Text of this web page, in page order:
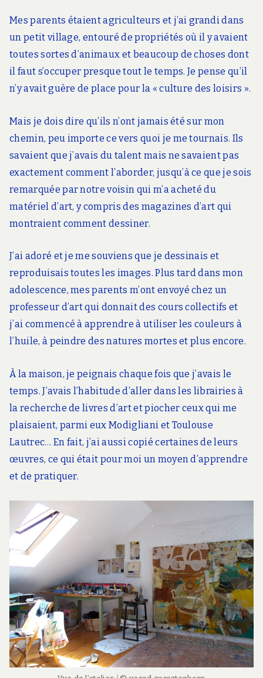
Mes parents étaient agriculteurs et j’ai grandi dans
un petit village, entouré de propriétés où il y avaient
toutes sortes d’animaux et beaucoup de choses dont
il faut s’occuper presque tout le temps. Je pense qu’il
n’y avait guère de place pour la « culture des loisirs ».
Mais je dois dire qu’ils n’ont jamais été sur mon
chemin, peu importe ce vers quoi je me tournais. Ils
savaient que j’avais du talent mais ne savaient pas
exactement comment l’aborder, jusqu’à ce que je sois
remarquée par notre voisin qui m’a acheté du
matériel d’art, y compris des magazines d’art qui
montraient comment dessiner.
J’ai adoré et je me souviens que je dessinais et
reproduisais toutes les images. Plus tard dans mon
adolescence, mes parents m’ont envoyé chez un
professeur d’art qui donnait des cours collectifs et
j’ai commencé à apprendre à utiliser les couleurs à
l’huile, à peindre des natures mortes et plus encore.
À la maison, je peignais chaque fois que j’avais le
temps. J’avais l’habitude d’aller dans les librairies à
la recherche de livres d’art et piocher ceux qui me
plaisaient, parmi eux Modigliani et Toulouse
Lautrec… En fait, j’ai aussi copié certaines de leurs
œuvres, ce qui était pour moi un moyen d’apprendre
et de pratiquer.